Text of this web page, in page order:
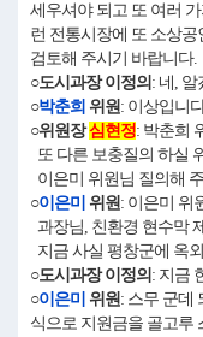
세우셔야 되고 또 여러
런 전통시장에 또 소상공
검토해 주시기 바랍니다.
○도시과장 이정의 : 네, 알
○박춘희 위원: 이상입니
○위원장심현정: 박춘희
또 다른 보충질의 하실
이은미 위원님 질의해
○이은미 위원: 이은미 위
과장님, 친환경 현수막
지금 사실 평창군에 옥
○도시과장 이정의 : 지금
○이은미 위원: 스무 군데
식으로 지원금을 골고루